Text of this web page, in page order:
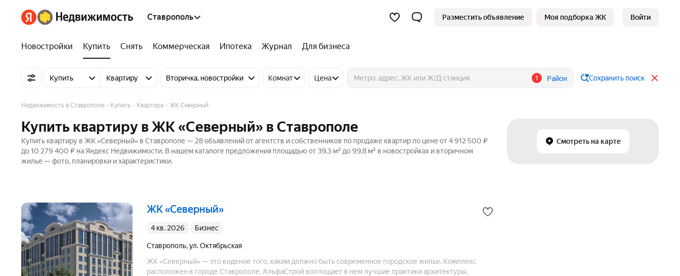
Ставрополь Разместить объявление Моя подборка ЖК Войти
Новостройки Купить Снять Коммерческая Ипотека Журнал Для бизнеса
Купить Квартиру Вторичка, новостройки Комнат Цена 1 Район Сохранить поиск
Смотреть на карте
Недвижимость в Ставрополе Купить Квартира ЖК Северный
Купить квартиру в ЖК «Северный» в Ставрополе
Купить квартиру в ЖК «Северный» в Ставрополе — 28 объявлений от агентств и собственников по продаже квартир по цене от 4 912 500 ₽
до 10 279 400 ₽ на Яндекс Недвижимости. В нашем каталоге предложения площадью от 39,3 м² до 99,8 м² в новостройках и вторичном
жилье — фото, планировки и характеристики.
ЖК «Северный»
4 кв. 2026 бизнес
Ставрополь,ул. Октябрьская
ЖК «Северный» — это видение того, каким должно быть современное городское жилье. Комплекс
расположен в городе Ставрополе. АльфаСтрой воплощает в нем лучшие практики архитектуры,